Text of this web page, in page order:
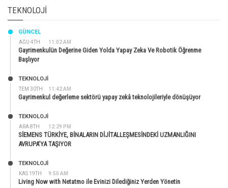
TEKNOLOJI
AĞU 4TH 11:02 AM
GÜNCEL
Gayrimenkulün Değerine Giden Yolda Yapay Zeka Ve Robotik Öğrenme
Başlıyor
TEM 30TH 11:42 AM
TEKNOLOJİ
Gayrimenkul değerleme sektörü yapay zekâ teknolojileriyle dönüşüyor
ARA 8TH 12:29 PM
TEKNOLOJİ
SİEMENS TÜRKİYE, BİNALARIN DİJİTALLEŞMESİNDEKİ UZMANLIĞINI
AVRUPA’YA TAŞIYOR
KAS 19TH 9:50 AM
TEKNOLOJİ
Living Now with Netatmo ile Evinizi Dilediğiniz Yerden Yönetin